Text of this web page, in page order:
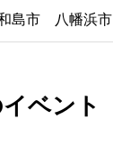
島市 八幡浜市
ベント